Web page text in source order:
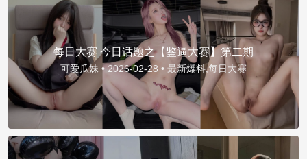
每日大赛 今日话题之【鉴逼大赛】第二期
可爱瓜妹 •2026-02-28 • 最新爆料,每日大赛